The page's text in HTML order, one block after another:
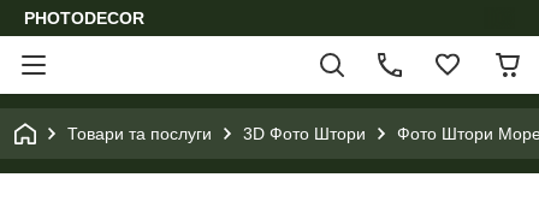
PHOTODECOR
Товари та послуги 3D Фото Штори Фото Штори